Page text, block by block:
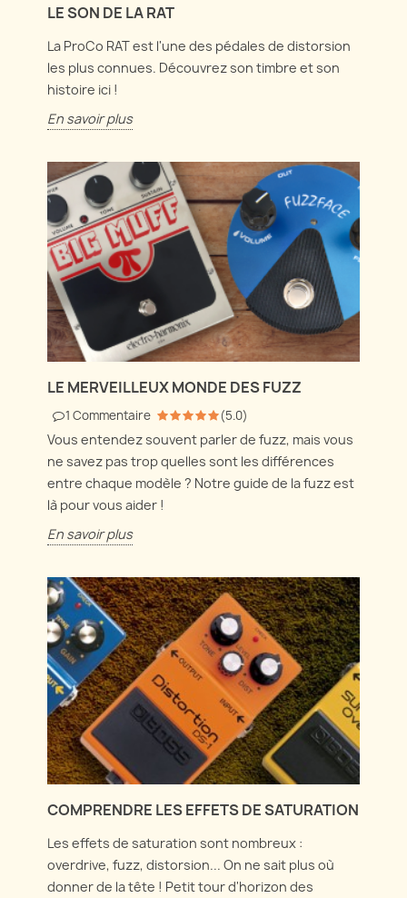
LE SON DE LA RAT
La ProCo RAT est l'une des pédales de distorsion
les plus connues. Découvrez son timbre et son
histoire ici !
En savoir plus
LE MERVEILLEUX MONDE DES FUZZ
1 Commentaire (5.0)
Vous entendez souvent parler de fuzz, mais vous
ne savez pas trop quelles sont les différences
entre chaque modèle ? Notre guide de la fuzz est
là pour vous aider !
En savoir plus
COMPRENDRE LES EFFETS DE SATURATION
Les effets de saturation sont nombreux :
overdrive, fuzz, distorsion... On ne sait plus où
donner de la tête ! Petit tour d'horizon des